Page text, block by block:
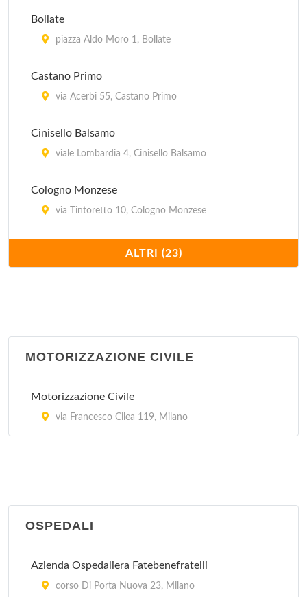
Bollate
piazza Aldo Moro 1, Bollate
Castano Primo
via Acerbi 55, Castano Primo
Cinisello Balsamo
viale Lombardia 4, Cinisello Balsamo
Cologno Monzese
via Tintoretto 10, Cologno Monzese
Direzione Regionale Lombardia
via Maurizio Gonzaga 6, Milano
Gorgonzola
Legnano
via Podgora 2, Legnano
Melegnano
ALTRI (23)
MOTORIZZAZIONE CIVILE
Motorizzazione Civile
via Francesco Cilea 119, Milano
OSPEDALI
Azienda Ospedaliera Fatebenefratelli
corso Di Porta Nuova 23, Milano